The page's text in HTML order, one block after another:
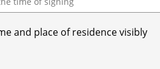
and place of residence visibly